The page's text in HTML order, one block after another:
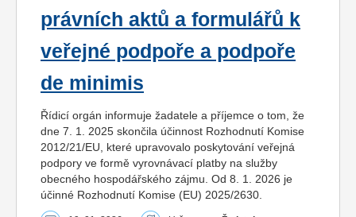
právních aktů a formulářů k
veřejné podpoře a podpoře
de minimis
Řídicí orgán informuje žadatele a příjemce o tom, že
dne 7. 1. 2025 skončila účinnost Rozhodnutí Komise
2012/21/EU, které upravovalo poskytování veřejná
podpory ve formě vyrovnávací platby na služby
obecného hospodářského zájmu. Od 8. 1. 2026 je
účinné Rozhodnutí Komise (EU) 2025/2630.